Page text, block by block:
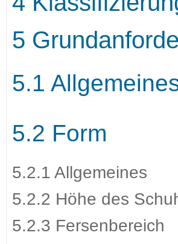
5
5.1
5.2 Form
5.2.1 Allgemeines
5.2.2 Höhe des
5.2.3 Fersenbereich